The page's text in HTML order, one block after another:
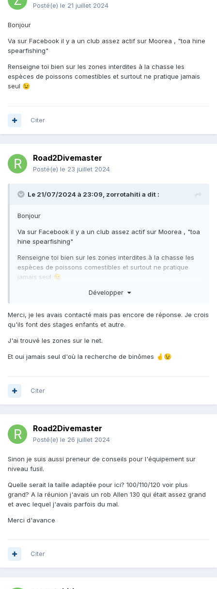
Posté(e) le 21 juillet 2024
Bonjour
Va sur Facebook il y a un club assez actif sur Moorea , "toa hine
spearfishing"
Renseigne toi bien sur les zones interdites à la chasse les
espèces de poissons comestibles et surtout ne pratique jamais
seul 😉
Citer
Road2Divemaster
Posté(e) le 23 juillet 2024
Le 21/07/2024 à 23:09, zorrotahiti a dit :
Bonjour
Va sur Facebook il y a un club assez actif sur Moorea , "toa
hine spearfishing"
Renseigne toi bien sur les zones interdites à la chasse les
espèces de poissons comestibles et surtout ne pratique
jamais seul 😉
Développer
Merci, je les avais contacté mais pas encore de réponse. Je crois
qu'ils font des stages enfants et autre.
J'ai trouvé les zones sur le net.
Et oui jamais seul d'où la recherche de binômes 🤞 😉
Citer
Road2Divemaster
Posté(e) le 26 juillet 2024
Sinon je suis aussi preneur de conseils pour l'équipement sur
niveau fusil.
Quelle serait la taille adaptée pour ici? 100/110/120 voir plus
grand? A la réunion j'avais un rob Allen 130 qui était assez grand
et avec lequel j'avais parfois du mal.
Merci d'avance
Citer